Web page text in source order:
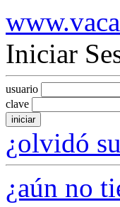
Iniciar
usuario
clave
iniciar
¿olvidó
¿aún no